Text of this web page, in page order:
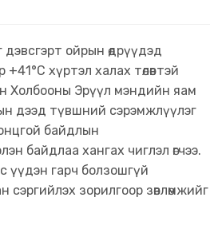
ойрын өдрүүдэд
хүртэл халах төлөвтэй
Холбооны Эрүүл мэндийн яам
дээд түвшний сэрэмжлүүлэг
байдлын
байдлаа хангах чиглэл өгчээ.
үүдэн гарч болзошгүй
сэргийлэх зорилгоор зөвлөмжийг